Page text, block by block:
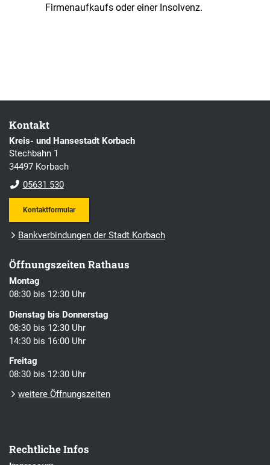
Firmenaufkaufs oder einer Insolvenz.
Kontakt
Kreis- und Hansestadt Korbach
Stechbahn 1
34497 Korbach
05631 530
Kontaktformular
Bankverbindungen der Stadt Korbach
Öffnungszeiten Rathaus
Montag
08:30 bis 12:30 Uhr
Dienstag bis Donnerstag
08:30 bis 12:30 Uhr
14:30 bis 16:00 Uhr
Freitag
08:30 bis 12:30 Uhr
weitere Öffnungszeiten
Rechtliche Infos